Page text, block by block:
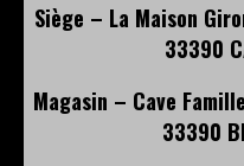
Siège – La Maison
33390
Magasin – Cave
33390